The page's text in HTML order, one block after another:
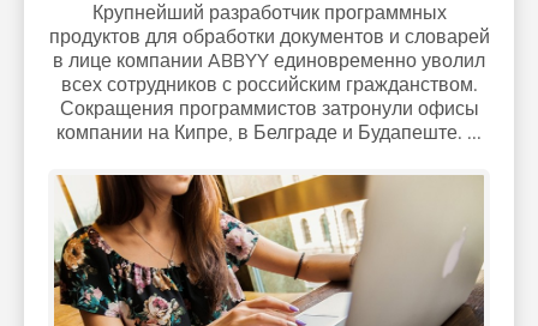
Крупнейший разработчик программных
продуктов для обработки документов и словарей
в лице компании ABBYY единовременно уволил
всех сотрудников с российским гражданством.
Сокращения программистов затронули офисы
компании на Кипре, в Белграде и Будапеште. ...